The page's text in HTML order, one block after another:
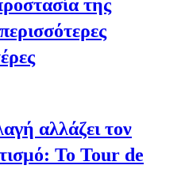
της
αλλάζει τον
Το Tour de